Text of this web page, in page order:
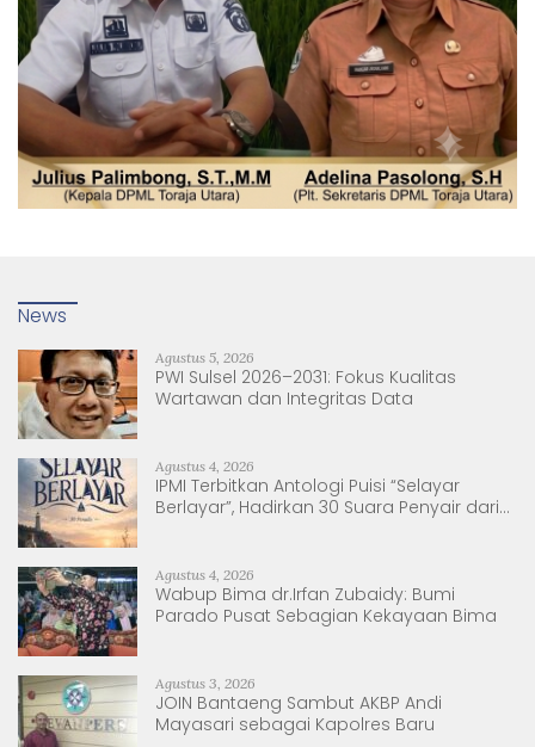
News
Agustus 5, 2026
PWI Sulsel 2026–2031: Fokus Kualitas
Wartawan dan Integritas Data
Agustus 4, 2026
IPMI Terbitkan Antologi Puisi “Selayar
Berlayar”, Hadirkan 30 Suara Penyair dari
Agustus 4, 2026
Wabup Bima dr.Irfan Zubaidy: Bumi
Parado Pusat Sebagian Kekayaan Bima
Agustus 3, 2026
JOIN Bantaeng Sambut AKBP Andi
Mayasari sebagai Kapolres Baru